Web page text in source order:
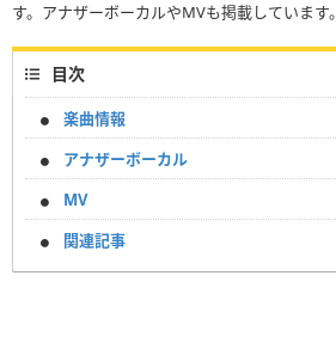
す。アナザーボーカルやMVも掲載しています。
目次
楽曲情報
アナザーボーカル
MV
関連記事